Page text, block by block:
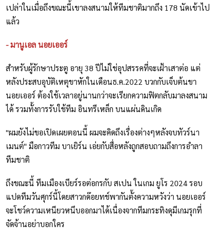
เปล่าในเมื่อถึงขณะนี้เขาลงสนามให้ทีมชาติมากถึง 178 นัดเข้าไป
แล้ว
- มานูเอล นอยเออร์
สำหรับผู้รักษาประตู อายุ 38 ปีไม่ใช่อุปสรรคที่จะเฝ้าเสาต่อ แต่
หลังประสบอุบัติเหตุขาหักในเดือนธ.ค.2022 บวกกับเจ็บต้นขา
นอยเออร์ ต้องใช้เวลาอยู่นานกว่าจะเรียกความฟิตกลับมาลงสนาม
ได้ รวมทั้งการรับใช้ทีม อินทรีเหล็ก บนแผ่นดินเกิด
"ผมยังไม่ขอเปิดเผยตอนนี้ ผมจะคิดถึงเรื่องต่างๆหลังจบทัวร์นา
เมนต์" มือกาวทีม บาเยิร์น เอ่ยกับสื่อหลังถูกสอบถามถึงการอำลา
ทีมชาติ
ถึงขณะนี้ ทีมเมืองเบียร์รอต่อกรกับ สเปน ในเกม ยูโร 2024 รอบ
แปดทีมวันศุกร์นี้โดยสาวกด๊อยทช์พากันตั้งความหวังว่า นอยเออร์
จะโชว์ความเหนียวหนึบออกมาได้เนื่องจากทีมกระทิงดุมีเกมรุกที่
จัดจ้านอย่าบอกใคร